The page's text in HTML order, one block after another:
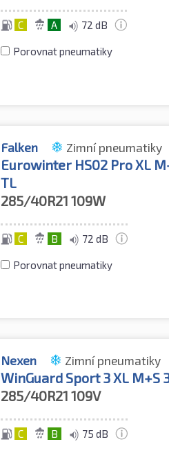
C A 72 dB
Porovnat pneumatiky
Falken Zimní pneumatiky
Eurowinter HS02 Pro XL
TL
285/40R21 109W
C B 72 dB
Porovnat pneumatiky
Nexen Zimní pneumatiky
WinGuard Sport 3 XL M+S
285/40R21 109V
C B 75 dB